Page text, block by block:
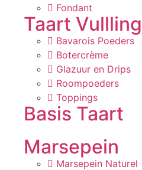
Fondant
Taart
Bavarois Poeders
Botercrème
Glazuur en Drips
Roompoeders
Toppings
Basis Taart
Marsepein
Marsepein Naturel